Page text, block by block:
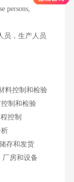
persons,
，生产人员
料控制和检验
制和检验
控制
存和发货
房和设备